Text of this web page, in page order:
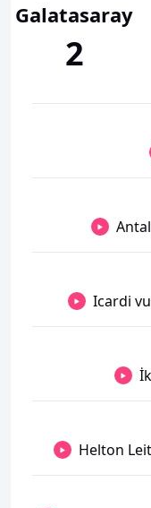
Galatasaray
2
Icardi
Helton